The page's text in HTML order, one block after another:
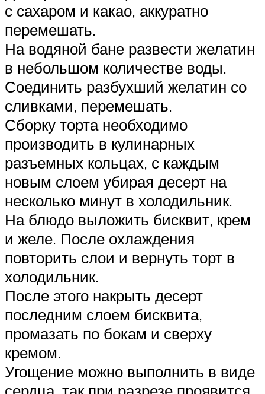
с сахаром и какао, аккуратно
перемешать.
На водяной бане развести желатин
в небольшом количестве воды.
Соединить разбухший желатин со
сливками, перемешать.
Сборку торта необходимо
производить в кулинарных
разъемных кольцах, с каждым
новым слоем убирая десерт на
несколько минут в холодильник.
На блюдо выложить бисквит, крем
и желе. После охлаждения
повторить слои и вернуть торт в
холодильник.
После этого накрыть десерт
последним слоем бисквита,
промазать по бокам и сверху
кремом.
Угощение можно выполнить в виде